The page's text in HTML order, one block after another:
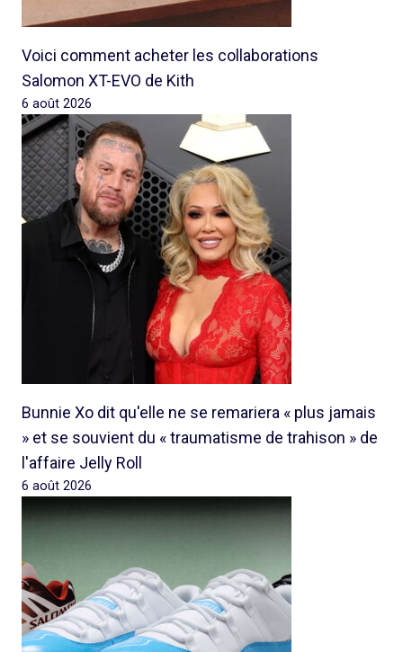
Voici comment acheter les collaborations
Salomon XT-EVO de Kith
6 août 2026
Bunnie Xo dit qu'elle ne se remariera « plus jamais
» et se souvient du « traumatisme de trahison » de
l'affaire Jelly Roll
6 août 2026